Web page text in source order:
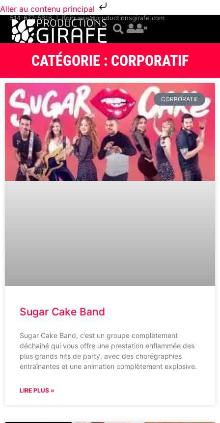
Aller au contenu principal
514-677-5816|jfgiguere@productionsgirafe.com
CATÉGORIE : CORPORATIF
CORPORATIF
Sugar Cake Band
Sugar Cake Band, c’est un groupe complètement
déchaîné qui vous offre une prestation enflammée des
plus grands hits de party, avec des chorégraphies
entraînantes et une animation complètement explosive.
LIRE PLUS »